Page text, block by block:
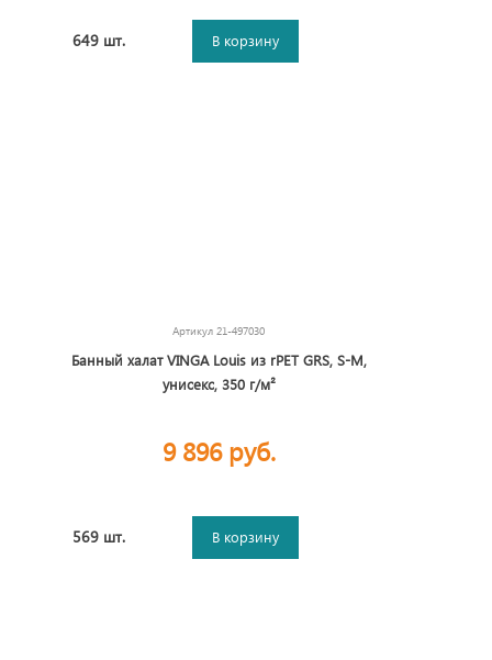
649 шт. В корзину
Артикул 21-497030
Банный халат VINGA Louis из rPET GRS, S-M,
унисекс, 350 г/м²
9 896 руб.
569 шт. В корзину